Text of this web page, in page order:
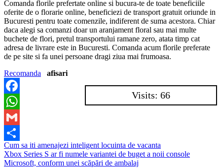
Comanda florile prefertate online si bucura-te de toate beneficiile
oferite de o florarie online, beneficiezi de transport gratuit oriunde in
Bucuresti pentru toate comenzile, indiferent de suma acestora. Chiar
daca alegi sa comanzi doar un aranjament floral sau mai multe
buchete de flori, pretul transportului ramane zero, atata timp cat
adresa de livrare este in Bucuresti. Comanda acum florile preferate
de pe site si fa unei persoane dragi ziua mai frumoasa.
Recomanda
afisari
Visits: 66
Facebook
WhatsApp
Gmail
Partajează
Navigare
în
Cum sa iti amenajezi inteligent locuinta de vacanta
Xbox Series S ar fi numele variantei de buget a noii console
Microsoft, conform unei scăpări de ambalaj